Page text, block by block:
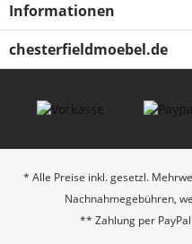
Informationen
chesterfieldmoebel.de
* Alle Preise inkl. gesetzl.
Nachnahmegebühren,
** Zahlung per